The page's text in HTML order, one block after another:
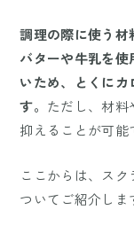
調理の際に使う材
バターや牛乳を
いため、とくに
す。 ただし、材料
抑えることが可能
ここからは、ス
ついてご紹介しま